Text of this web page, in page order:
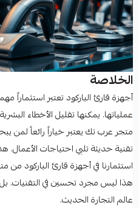
الخلاصة
أجهزة قارئ الباركود تعتبر استثماراً
عملياتها. يمكنها تقليل الأخطاء
متجر عرب تك يعتبر خياراً رائعاً لمن
تقنية حديثة تلبي احتياجات الأعمال.
استثمارنا في أجهزة قارئ الباركود
هذا ليس مجرد تحسين في التقنيات.
عالم التجارة الحديث.